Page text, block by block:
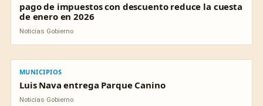
pago de impuestos con descuento reduce la cuesta
de enero en 2026
Noticias Gobierno
MUNICIPIOS
Luis Nava entrega Parque Canino
Noticias Gobierno